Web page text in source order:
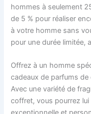
hommes à seulement
de 5 % pour réaliser
à votre homme sans
pour une durée limitée,
Offrez à un homme
cadeaux de parfums
Avec une variété de
coffret, vous pourrez